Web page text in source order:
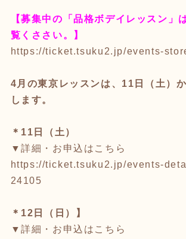
【募集中の「品格ボデイレッスン」
覧くささい。】
https://ticket.tsuku2.jp/events-
4月の東京レッスンは、11日（土）
します。
＊11日（土）
▼詳細・お申込はこちら
https://ticket.tsuku2.jp/events-
24105
＊12日（日）】
▼詳細・お申込はこちら